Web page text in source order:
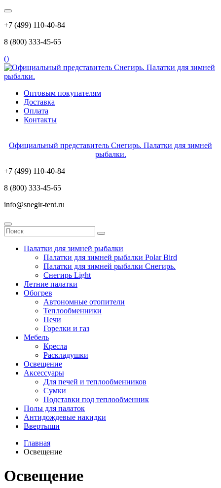
+7 (499) 110-40-84
8 (800) 333-45-65
()
Оптовым покупателям
Доставка
Оплата
Контакты
Официальный представитель Снегирь. Палатки для зимней
рыбалки.
+7 (499) 110-40-84
8 (800) 333-45-65
info@snegir-tent.ru
Палатки для зимней рыбалки
Палатки для зимней рыбалки Polar Bird
Палатки для зимней рыбалки Снегирь.
Снегирь Light
Летние палатки
Обогрев
Автономные отопители
Теплообменники
Печи
Горелки и газ
Мебель
Кресла
Раскладушки
Освещение
Аксессуары
Для печей и теплообменников
Сумки
Подставки под теплообменник
Полы для палаток
Антидождевые накидки
Ввертыши
Главная
Освещение
Освещение